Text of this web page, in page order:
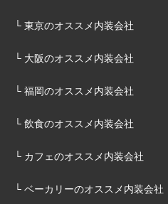
└ 東京のオススメ内装会社
└ 大阪のオススメ内装会社
└ 福岡のオススメ内装会社
└ 飲食のオススメ内装会社
└ カフェのオススメ内装会社
└ ベーカリーのオススメ内装会社